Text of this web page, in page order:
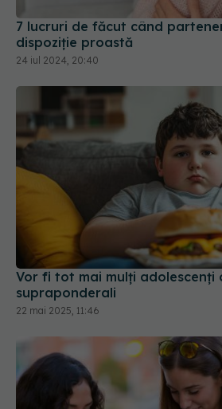
7 lucruri de făcut când
dispoziție proastă
24 iul 2024, 20:40
Vor fi tot mai mulți adolescenți
supraponderali
22 mai 2025, 11:46